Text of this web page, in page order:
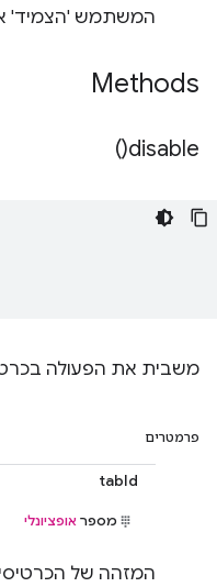
המשתמש 'הצמיד'
Methods
disable(
)
משבית את הפעולה
פרמטרים
tabId
מספר אופציונלי
המזהה של